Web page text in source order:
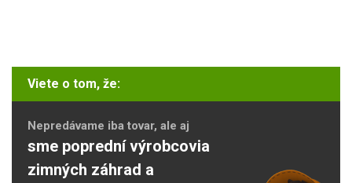
Viete o tom, že:
Nepredávame iba tovar, ale aj
sme poprední výrobcovia
zimných záhrad a